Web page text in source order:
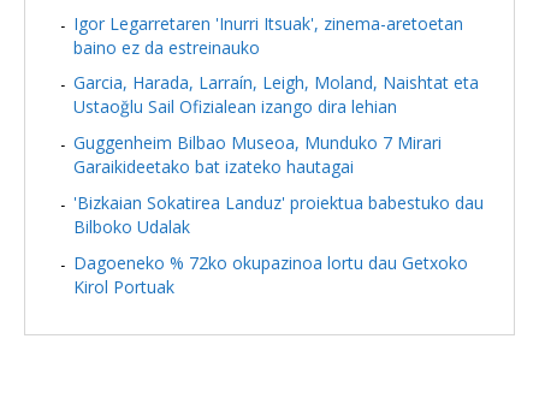
Igor Legarretaren 'Inurri Itsuak', zinema-aretoetan
baino ez da estreinauko
Garcia, Harada, Larraín, Leigh, Moland, Naishtat eta
Ustaoğlu Sail Ofizialean izango dira lehian
Guggenheim Bilbao Museoa, Munduko 7 Mirari
Garaikideetako bat izateko hautagai
'Bizkaian Sokatirea Landuz' proiektua babestuko dau
Bilboko Udalak
Dagoeneko % 72ko okupazinoa lortu dau Getxoko
Kirol Portuak